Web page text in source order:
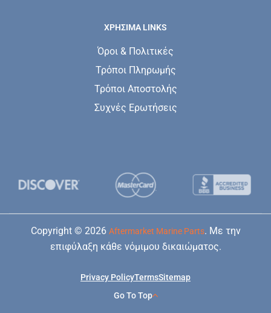
ΧΡΗΣΙΜΑ LINKS
Όροι & Πολιτικές
Τρόποι Πληρωμής
Τρόποι Αποστολής
Συχνές Ερωτήσεις
Copyright © 2026 Aftermarket Marine Parts. Με την
επιφύλαξη κάθε νόμιμου δικαιώματος.
Go To Top
Privacy PolicyTermsSitemap